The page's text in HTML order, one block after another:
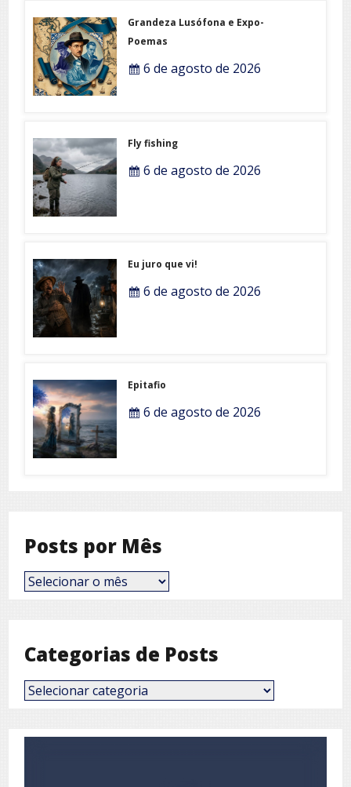
Grandeza Lusófona e Expo-
Poemas
6 de agosto de 2026
Fly fishing
6 de agosto de 2026
Eu juro que vi!
6 de agosto de 2026
Epitafio
6 de agosto de 2026
Posts por Mês
Posts
por
Categorias de Posts
Categorias
de